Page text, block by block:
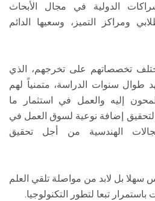
الدولية في مجال الأبحاث
ومراكز التميز، وسعيها الدائم
تخصصاتهم على تخرجهم، الذي
طوال سنوات الدراسة، متمنياً لهم
إليه والعمل في استثمار ما
إضافة نوعية لسوق العمل في
الهندسية من أجل تحقيق
سهلا بل لابد من مواصلة تلقي العلم
تبعا لتطور التكنولوجيا.